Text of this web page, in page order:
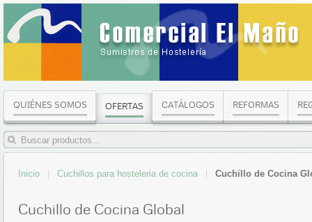
QUIÉNES SOMOS OFERTAS CATÁLOGOS REFORMAS
Inicio Cuchillos para hosteleria de cocina Cuchillo de Cocina
Cuchillo de Cocina Global